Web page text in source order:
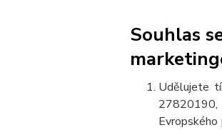
Souhlas
Udělujete
27820190,